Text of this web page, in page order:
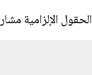
الحقول الإلزامية مشار